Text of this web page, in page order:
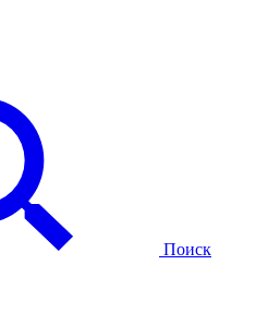
Поиск